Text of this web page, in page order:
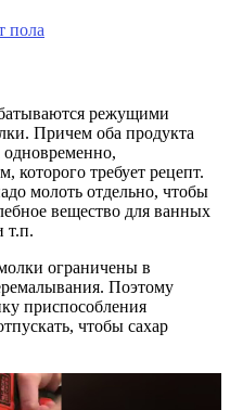
пола
режущими
Причем оба продукта
одновременно,
которого требует рецепт.
молоть отдельно, чтобы
вещество для ванных
т.п.
ограничены в
Поэтому
приспособления
чтобы сахар